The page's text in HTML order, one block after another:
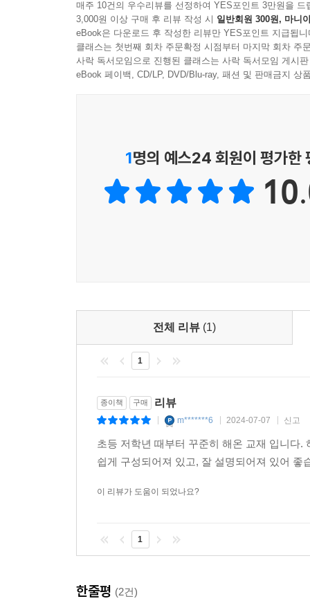
매주 10건의 우수리뷰를 선정하여 YES포인트 3만원을 드
3,000원 이상 구매 후 리뷰 작성 시 일반회원 300원, 마니
eBook은 다운로드 후 작성한 리뷰만 YES포인트 지급됩니
클래스는 첫번째 회차 주문확정 시점부터 마지막 회차 주
사락 독서모임으로 진행된 클래스는 사락 독서모임 게시
eBook 페이백, CD/LP, DVD/Blu-ray, 패션 및 판매금지 상
1명의 예스24 회원이 평가한
전체 리뷰 (1)
1
종이책 구매 리뷰
m*******6 2024-07-07 신고
초등 저학년 때부터 꾸준히 해온 교재 입니다
쉽게 구성되어져 있고, 잘 설명되어져 있어
이 리뷰가 도움이 되었나요?
1
한줄평 (2건)